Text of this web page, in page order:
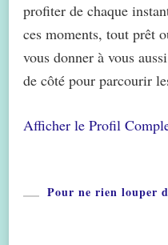
profiter de chaque
ces moments, tout prêt
vous donner à vous
de côté pour parcourir
Afficher le Profil
Pour ne rien louper